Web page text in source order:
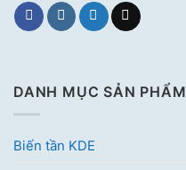
DANH MỤC SẢN PHẨM
Biến tần KDE